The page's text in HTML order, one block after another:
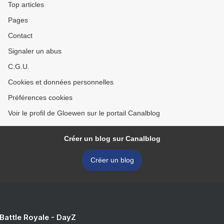
Top articles
Pages
Contact
Signaler un abus
C.G.U.
Cookies et données personnelles
Préférences cookies
Voir le profil de Gloewen sur le portail Canalblog
Créer un blog sur Canalblog
Créer un blog
Royale - DayZ